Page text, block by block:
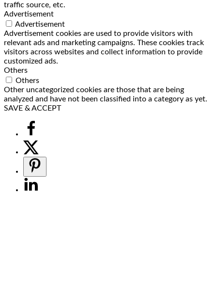
traffic source, etc.
Advertisement
Advertisement
Advertisement cookies are used to provide visitors with
relevant ads and marketing campaigns. These cookies track
visitors across websites and collect information to provide
customized ads.
Others
Others
Other uncategorized cookies are those that are being
analyzed and have not been classified into a category as yet.
SAVE & ACCEPT